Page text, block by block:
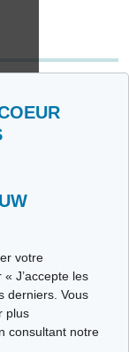
votre
J’accepte les
derniers. Vous
plus
consultant notre
charte HON Code.